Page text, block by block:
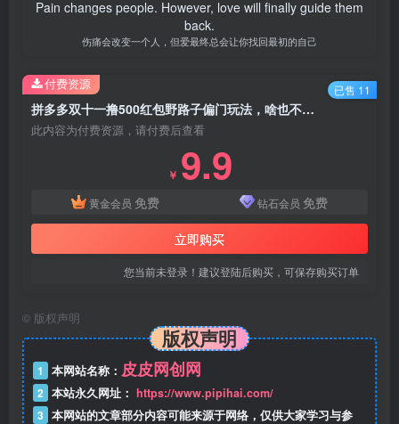
Pain changes people. However, love will finally guide them
back.
伤痛会改变一个人，但爱最终总会让你找回最初的自己
拼多多双十一撸500红包野路子偏门玩法，啥也不懂的小白也能学会【揭秘】
此内容为付费资源，请付费后查看
￥ 9.9
黄金会员 免费 钻石会员 免费
立即购买
您当前未登录！建议登陆后购买，可保存购买订单
付费资源 已售 11
© 版权声明
版权声明
1 本网站名称： 皮皮网创网
2 本站永久网址： https://www.pipihai.com/
3 本网站的文章部分内容可能来源于网络，仅供大家学习与参